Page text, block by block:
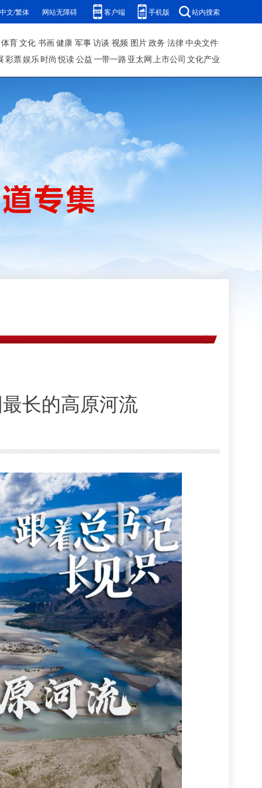
中文/繁体 网站无障碍 客户端 手机版 站内搜索
体育文化 书画健康 军事访谈 视频 图片政务 法律中央文件
彩票娱乐时尚 悦读公益一带一路 亚太网上市公司 文化产业
长的高原河流